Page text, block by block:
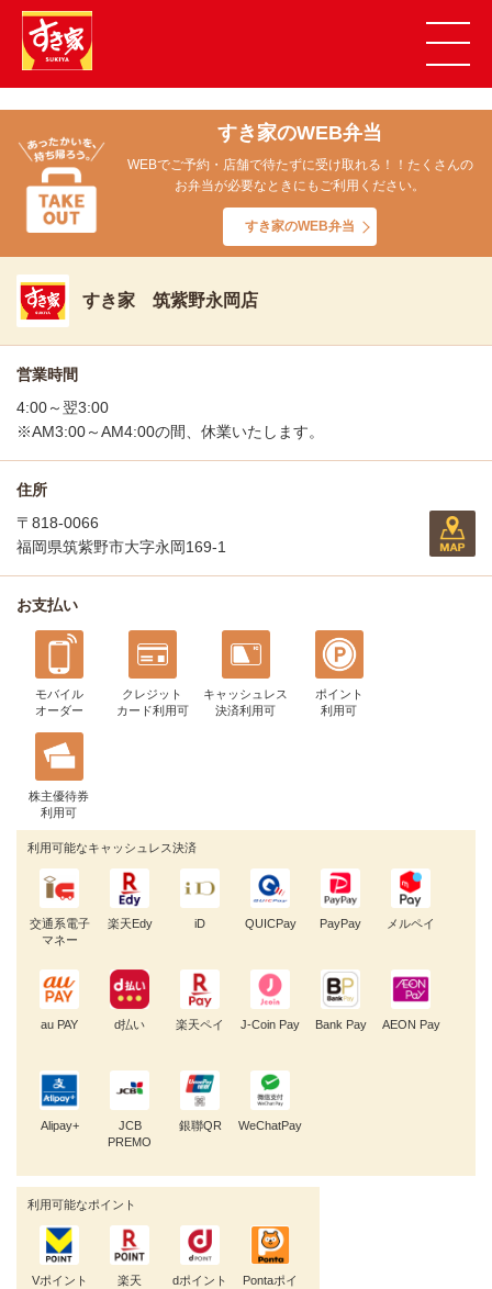
すき家のWEB弁当
WEBでご予約・店舗で待たずに受け取れる！！たくさんの
お弁当が必要なときにもご利用ください。
すき家のWEB弁当
すき家 筑紫野永岡店
営業時間
4:00～翌3:00
※AM3:00～AM4:00の間、休業いたします。
住所
〒818-0066
福岡県筑紫野市大字永岡169-1
お支払い
モバイル
オーダー
クレジット
カード利用可
キャッシュレス
決済利用可
ポイント
利用可
株主優待券
利用可
利用可能なキャッシュレス決済
交通系電子
マネー
楽天Edy iD QUICPay PayPay メルペイ
au PAY d払い 楽天ペイ J-Coin Pay Bank Pay AEON Pay
Alipay+
JCB
PREMO
銀聯QR WeChatPay
利用可能なポイント
Vポイント
楽天
dポイント
Pontaポイ